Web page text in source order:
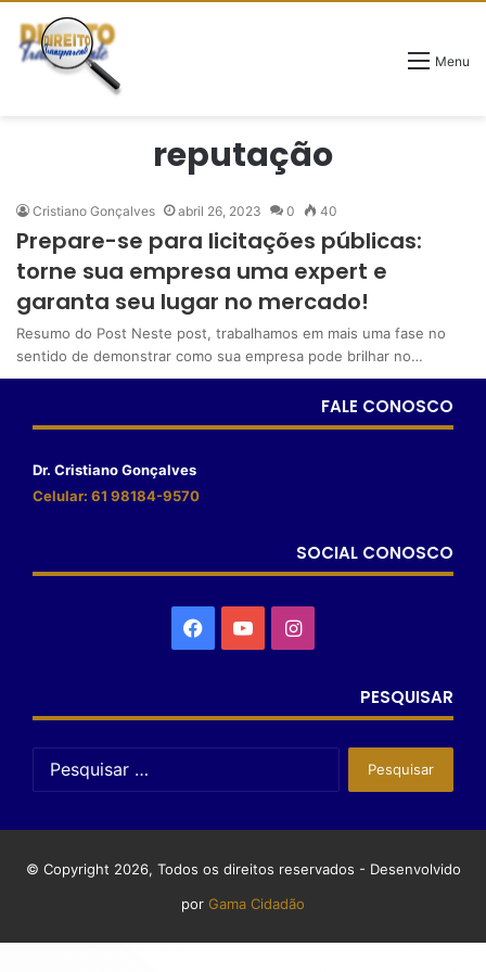
Menu
reputação
Cristiano Gonçalves abril 26, 2023 0 40
Prepare-se para licitações públicas:
torne sua empresa uma expert e
garanta seu lugar no mercado!
Resumo do Post Neste post, trabalhamos em mais uma fase no
sentido de demonstrar como sua empresa pode brilhar no…
FALE CONOSCO
Dr. Cristiano Gonçalves
Celular: 61 98184-9570
SOCIAL CONOSCO
PESQUISAR
© Copyright 2026, Todos os direitos reservados - Desenvolvido
por Gama Cidadão